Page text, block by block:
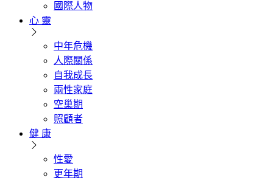
國際人物
心 靈
中年危機
人際關係
自我成長
兩性家庭
空巢期
照顧者
健 康
性愛
更年期